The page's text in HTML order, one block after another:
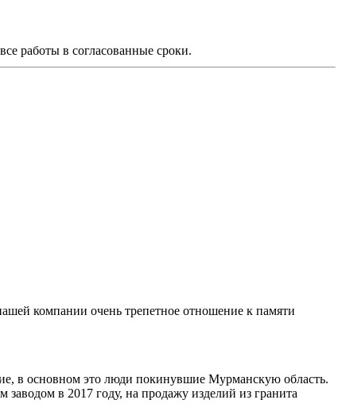
работы в согласованные сроки.
компании очень трепетное отношение к памяти
в основном это люди покинувшие Мурманскую область.
в 2017 году, на продажу изделий из гранита